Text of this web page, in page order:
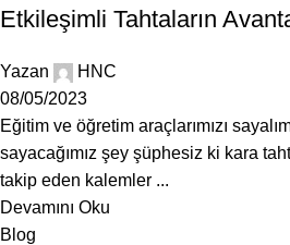
Etkileşimli Tahtaların
Yazan
HNC
08/05/2023
Eğitim ve öğretim araçlarımızı
sayacağımız şey şüphesiz ki kara
takip eden kalemler ...
Devamını Oku
Blog